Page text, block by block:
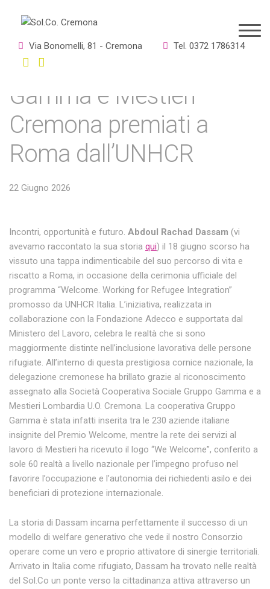
Via Bonomelli, 81 - Cremona Tel. 0372 1786314
Il lavoro come spazio di
dignità e futuro. Gruppo
Gamma e Mestieri
Cremona premiati a
Roma dall’UNHCR
22 Giugno 2026
Incontri, opportunità e futuro. Abdoul Rachad Dassam (vi
avevamo raccontato la sua storia qui) il 18 giugno scorso ha
vissuto una tappa indimenticabile del suo percorso di vita e
riscatto a Roma, in occasione della cerimonia ufficiale del
programma “Welcome. Working for Refugee Integration”
promosso da UNHCR Italia. L’iniziativa, realizzata in
collaborazione con la Fondazione Adecco e supportata dal
Ministero del Lavoro, celebra le realtà che si sono
maggiormente distinte nell’inclusione lavorativa delle persone
rifugiate. All’interno di questa prestigiosa cornice nazionale, la
delegazione cremonese ha brillato grazie al riconoscimento
assegnato alla Società Cooperativa Sociale Gruppo Gamma e a
Mestieri Lombardia U.O. Cremona. La cooperativa Gruppo
Gamma è stata infatti inserita tra le 230 aziende italiane
insignite del Premio Welcome, mentre la rete dei servizi al
lavoro di Mestieri ha ricevuto il logo “We Welcome”, conferito a
sole 60 realtà a livello nazionale per l’impegno profuso nel
favorire l’occupazione e l’autonomia dei richiedenti asilo e dei
beneficiari di protezione internazionale.
La storia di Dassam incarna perfettamente il successo di un
modello di welfare generativo che vede il nostro Consorzio
operare come un vero e proprio attivatore di sinergie territoriali.
Arrivato in Italia come rifugiato, Dassam ha trovato nelle realtà
del Sol.Co un ponte verso la cittadinanza attiva attraverso un